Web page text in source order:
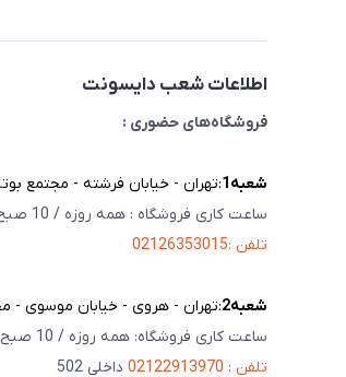
اطلاعات شعب دایسونت
فروشگاه‌های حضوری :
شعبه‌1 :تهران - خیابان فرشته - مجتمع
ساعت کاری فروشگاه : همه روزه / 10 صبح الی 10 شب.
تلفن :02126353015
شعبه‌2 :تهران - هروی - خیابان موسوی -
ساعت کاری فروشگاه: همه روزه / 10 صبح الی 10 شب.
تلفن : 02122913970
داخلی 502